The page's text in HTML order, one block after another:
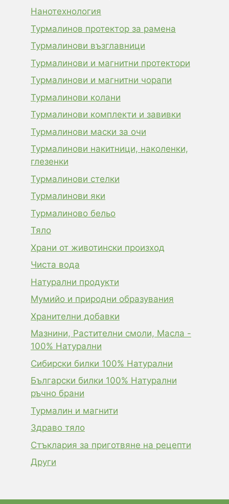
Нанотехнология
Турмалинов протектор за рамена
Турмалинови възглавници
Турмалинови и магнитни протектори
Турмалинови и магнитни чорапи
Турмалинови колани
Турмалинови комплекти и завивки
Турмалинови маски за очи
Турмалинови накитници, наколенки,
глезенки
Турмалинови стелки
Турмалинови яки
Турмалиново бельо
Тяло
Храни от животински произход
Чиста вода
Натурални продукти
Мумийо и природни образувания
Хранителни добавки
Мазнини, Растителни смоли, Масла -
100% Натурални
Сибирски билки 100% Натурални
Български билки 100% Натурални
ръчно брани
Турмалин и магнити
Здраво тяло
Стъклария за приготвяне на рецепти
Други